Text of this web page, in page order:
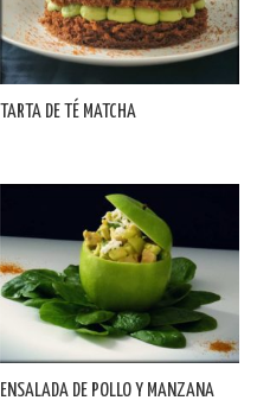
TARTA DE TÉ MATCHA
ENSALADA DE POLLO Y MANZANA